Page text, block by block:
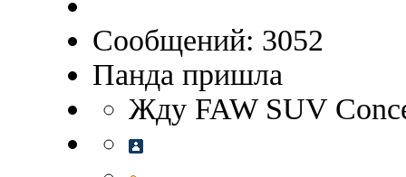
Сообщений: 3052
Панда пришла
Жду FAW SUV